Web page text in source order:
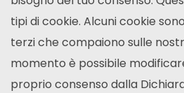
tipi di cookie. Alcuni cookie
terzi che compaiono sulle
momento è possibile
proprio consenso dalla